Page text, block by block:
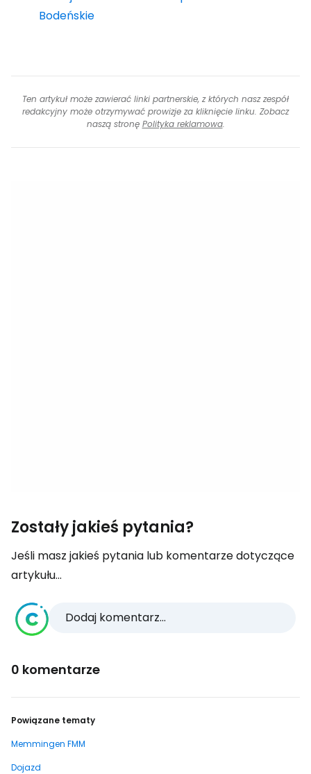
Bodeńskie
Ten artykuł może zawierać linki partnerskie, z których nasz zespół
redakcyjny może otrzymywać prowizje za kliknięcie linku. Zobacz
naszą stronę Polityka reklamowa.
Zostały jakieś pytania?
Jeśli masz jakieś pytania lub komentarze dotyczące
artykułu...
Dodaj komentarz...
0 komentarze
Powiązane tematy
Memmingen FMM
Dojazd